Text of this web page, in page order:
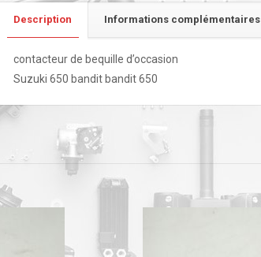
Description Informations complémentaires
contacteur de bequille d’occasion
Suzuki 650 bandit bandit 650